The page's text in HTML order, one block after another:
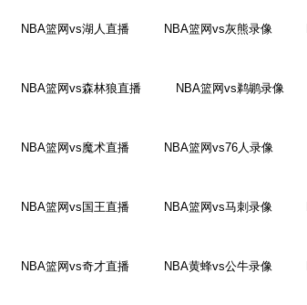
NBA篮网vs湖人直播 NBA篮网vs灰熊录像
NBA篮网vs森林狼直播 NBA篮网vs鹈鹕录像
NBA篮网vs魔术直播 NBA篮网vs76人录像
NBA篮网vs国王直播 NBA篮网vs马刺录像
NBA篮网vs奇才直播 NBA黄蜂vs公牛录像